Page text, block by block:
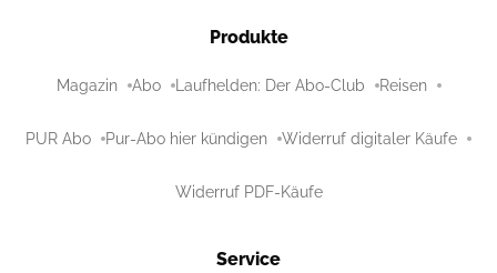
Produkte
Magazin Abo Laufhelden: Der Abo-Club Reisen
PUR Abo Pur-Abo hier kündigen Widerruf digitaler Käufe
Widerruf PDF-Käufe
Service